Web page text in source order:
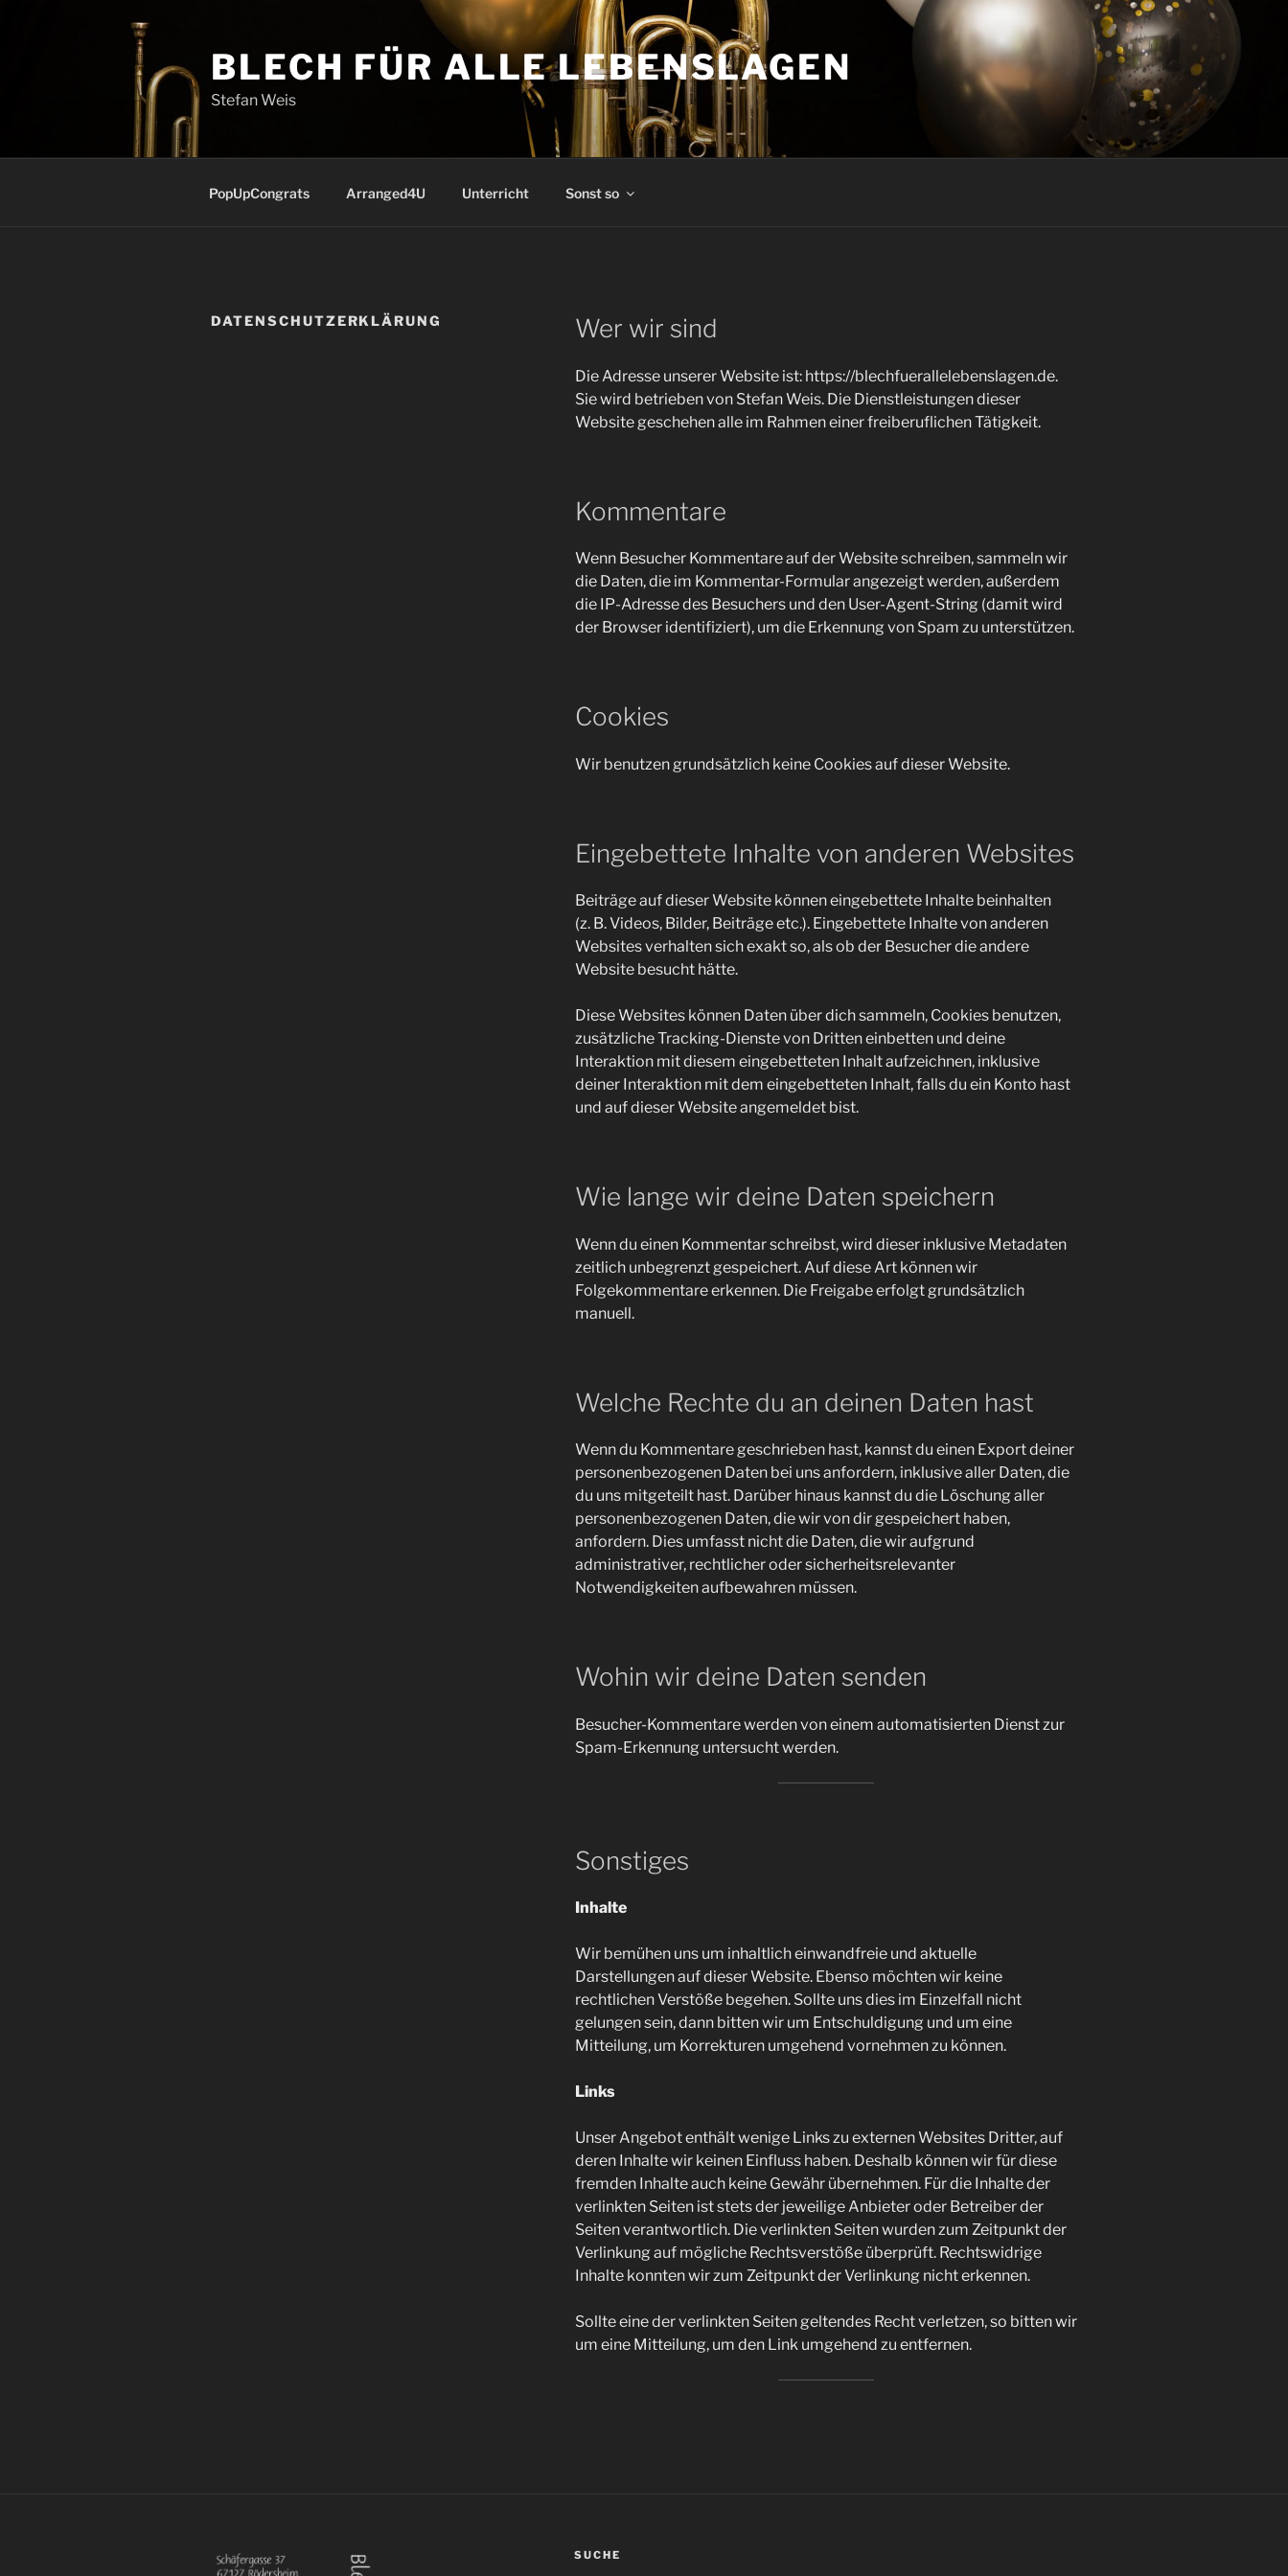
BLECH FÜR ALLE LEBENSLAGEN
Stefan Weis
PopUpCongrats Arranged4U Unterricht Sonst so
DATENSCHUTZERKLÄRUNG Wer wir sind
Die Adresse unserer Website ist: https://blechfuerallelebenslagen.de.
Sie wird betrieben von Stefan Weis. Die Dienstleistungen dieser
Website geschehen alle im Rahmen einer freiberuflichen Tätigkeit.
Kommentare
Wenn Besucher Kommentare auf der Website schreiben, sammeln wir
die Daten, die im Kommentar-Formular angezeigt werden, außerdem
die IP-Adresse des Besuchers und den User-Agent-String (damit wird
der Browser identifiziert), um die Erkennung von Spam zu unterstützen.
Cookies
Wir benutzen grundsätzlich keine Cookies auf dieser Website.
Eingebettete Inhalte von anderen Websites
Beiträge auf dieser Website können eingebettete Inhalte beinhalten
(z. B. Videos, Bilder, Beiträge etc.). Eingebettete Inhalte von anderen
Websites verhalten sich exakt so, als ob der Besucher die andere
Website besucht hätte.
Diese Websites können Daten über dich sammeln, Cookies benutzen,
zusätzliche Tracking-Dienste von Dritten einbetten und deine
Interaktion mit diesem eingebetteten Inhalt aufzeichnen, inklusive
deiner Interaktion mit dem eingebetteten Inhalt, falls du ein Konto hast
und auf dieser Website angemeldet bist.
Wie lange wir deine Daten speichern
Wenn du einen Kommentar schreibst, wird dieser inklusive Metadaten
zeitlich unbegrenzt gespeichert. Auf diese Art können wir
Folgekommentare erkennen. Die Freigabe erfolgt grundsätzlich
manuell.
Welche Rechte du an deinen Daten hast
Wenn du Kommentare geschrieben hast, kannst du einen Export deiner
personenbezogenen Daten bei uns anfordern, inklusive aller Daten, die
du uns mitgeteilt hast. Darüber hinaus kannst du die Löschung aller
personenbezogenen Daten, die wir von dir gespeichert haben,
anfordern. Dies umfasst nicht die Daten, die wir aufgrund
administrativer, rechtlicher oder sicherheitsrelevanter
Notwendigkeiten aufbewahren müssen.
Wohin wir deine Daten senden
Besucher-Kommentare werden von einem automatisierten Dienst zur
Spam-Erkennung untersucht werden.
Sonstiges
Inhalte
Wir bemühen uns um inhaltlich einwandfreie und aktuelle
Darstellungen auf dieser Website. Ebenso möchten wir keine
rechtlichen Verstöße begehen. Sollte uns dies im Einzelfall nicht
gelungen sein, dann bitten wir um Entschuldigung und um eine
Mitteilung, um Korrekturen umgehend vornehmen zu können.
Links
Unser Angebot enthält wenige Links zu externen Websites Dritter, auf
deren Inhalte wir keinen Einfluss haben. Deshalb können wir für diese
fremden Inhalte auch keine Gewähr übernehmen. Für die Inhalte der
verlinkten Seiten ist stets der jeweilige Anbieter oder Betreiber der
Seiten verantwortlich. Die verlinkten Seiten wurden zum Zeitpunkt der
Verlinkung auf mögliche Rechtsverstöße überprüft. Rechtswidrige
Inhalte konnten wir zum Zeitpunkt der Verlinkung nicht erkennen.
Sollte eine der verlinkten Seiten geltendes Recht verletzen, so bitten wir
um eine Mitteilung, um den Link umgehend zu entfernen.
SUCHE